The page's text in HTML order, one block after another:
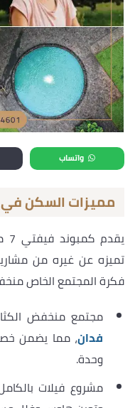
واتساب
مميزات السكن في
تميزه عن غيره من
فكرة المجتمع الخاص
مجتمع منخفض
فدان، مما يضمن
وحدة.
مشروع فيلات